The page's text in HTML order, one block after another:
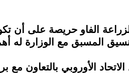
الفاو حريصة على أن
المسبق مع الوزارة له
الأوروبي بالتعاون مع